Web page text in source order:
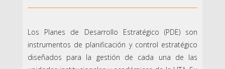
Los Planes de Desarrollo Estratégico (PDE) son
instrumentos de planificación y control estratégico
diseñados para la gestión de cada una de las